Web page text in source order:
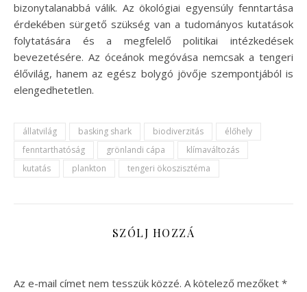
bizonytalanabbá válik. Az ökológiai egyensúly fenntartása
érdekében sürgető szükség van a tudományos kutatások
folytatására és a megfelelő politikai intézkedések
bevezetésére. Az óceánok megóvása nemcsak a tengeri
élővilág, hanem az egész bolygó jövője szempontjából is
elengedhetetlen.
állatvilág basking shark biodiverzitás
élőhely
fenntarthatóság
grönlandi cápa
klímaváltozás
kutatás
plankton tengeri ökoszisztéma
SZÓLJ HOZZÁ
Az e-mail címet nem tesszük közzé. A kötelező mezőket *